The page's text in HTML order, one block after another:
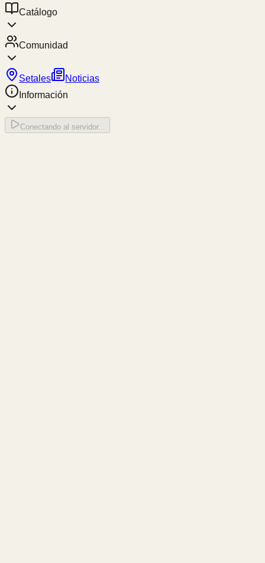
Catálogo
Comunidad
Setales
Noticias
Información
Conectando al servidor...